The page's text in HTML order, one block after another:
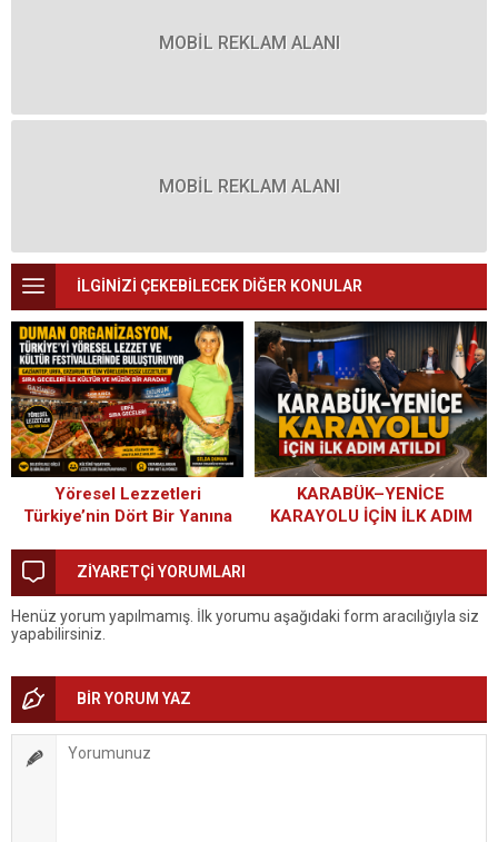
MOBİL REKLAM ALANI
MOBİL REKLAM ALANI
İLGİNİZİ ÇEKEBİLECEK DİĞER KONULAR
Yöresel Lezzetleri
Türkiye’nin Dört Bir Yanına
Duman Organizasyon
KARABÜK–YENİCE
KARAYOLU İÇİN İLK ADIM
ZİYARETÇİ YORUMLARI
Henüz yorum yapılmamış. İlk yorumu aşağıdaki form aracılığıyla siz
yapabilirsiniz.
BİR YORUM YAZ